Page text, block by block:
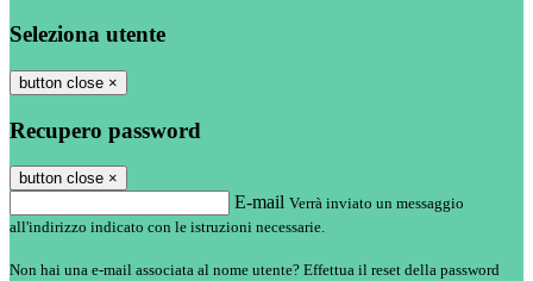
Seleziona utente
button close ×
Recupero password
button close ×
E-mail Verrà inviato un messaggio
all'indirizzo indicato con le istruzioni necessarie.
Non hai una e-mail associata al nome utente? Effettua il reset della password